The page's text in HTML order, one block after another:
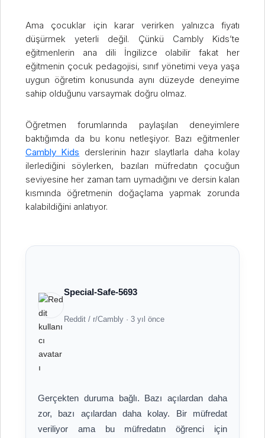
Ama çocuklar için karar verirken yalnızca fiyatı
düşürmek yeterli değil. Çünkü Cambly Kids’te
eğitmenlerin ana dili İngilizce olabilir fakat her
eğitmenin çocuk pedagojisi, sınıf yönetimi veya yaşa
uygun öğretim konusunda aynı düzeyde deneyime
sahip olduğunu varsaymak doğru olmaz.
Öğretmen forumlarında paylaşılan deneyimlere
baktığımda da bu konu netleşiyor. Bazı eğitmenler
Cambly Kids derslerinin hazır slaytlarla daha kolay
ilerlediğini söylerken, bazıları müfredatın çocuğun
seviyesine her zaman tam uymadığını ve dersin kalan
kısmında öğretmenin doğaçlama yapmak zorunda
kalabildiğini anlatıyor.
Special-Safe-5693
Reddit / r/Cambly · 3 yıl önce
Gerçekten duruma bağlı. Bazı açılardan daha
zor, bazı açılardan daha kolay. Bir müfredat
veriliyor ama bu müfredatın öğrenci için